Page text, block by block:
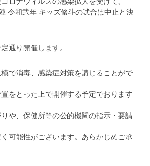
令和弐年 キッズ修斗の試合は中止と決
通り開催します。
で消毒、感染症対策を講じることがで
をとった上で開催する予定でおります
や、保健所等の公的機関の指示・要請
可能性がございます。あらかじめご承